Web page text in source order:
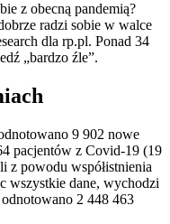
z obecną pandemią?
radzi sobie w walce
dla rp.pl. Ponad 34
„bardzo źle”.
9 902 nowe
pacjentów z Covid-19 (19
z powodu współistnienia
wszystkie dane, wychodzi
2 448 463